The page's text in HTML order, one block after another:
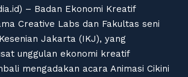
– Badan Ekonomi Kreatif
Creative Labs dan Fakultas seni
Jakarta (IKJ), yang
unggulan ekonomi kreatif
mengadakan acara Animasi Cikini